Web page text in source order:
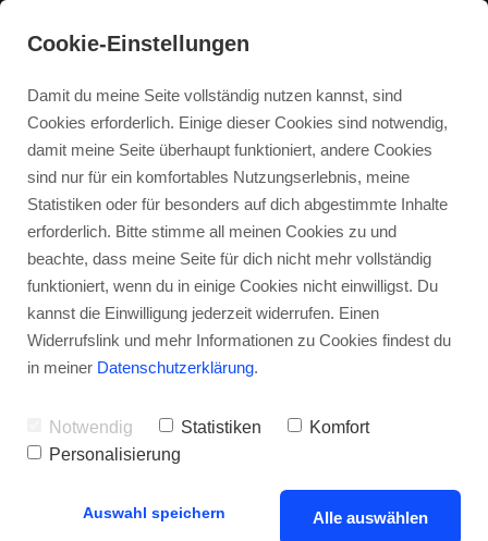
Cookie-Einstellungen
Damit du meine Seite vollständig nutzen kannst, sind
Cookies erforderlich. Einige dieser Cookies sind notwendig,
damit meine Seite überhaupt funktioniert, andere Cookies
sind nur für ein komfortables Nutzungserlebnis, meine
Statistiken oder für besonders auf dich abgestimmte Inhalte
erforderlich. Bitte stimme all meinen Cookies zu und
beachte, dass meine Seite für dich nicht mehr vollständig
funktioniert, wenn du in einige Cookies nicht einwilligst. Du
kannst die Einwilligung jederzeit widerrufen. Einen
Widerrufslink und mehr Informationen zu Cookies findest du
in meiner Datenschutzerklärung.
Notwendig Statistiken
Komfort
Personalisierung
Auswahl speichern Alle auswählen